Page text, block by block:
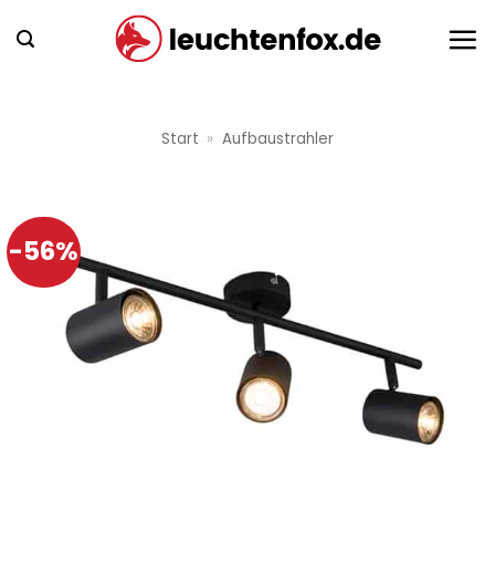
Inhalt
Start » Aufbaustrahler
-56%